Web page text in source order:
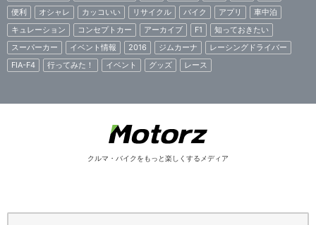
便利
オシャレ カッコいい リサイクル バイク アプリ
車中泊
キュレーション
コンセプトカー アーカイブ F1
知っておきたい
スーパーカー
イベント情報 2016 ジムカーナ
レーシングドライバー
FIA-F4
行ってみた！ イベント グッズ レース
クルマ・バイクをもっと楽しくするメディア